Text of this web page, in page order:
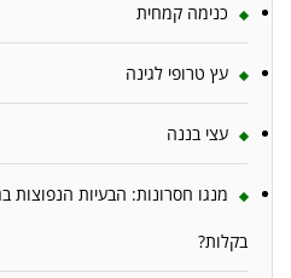
כנימה קמחית
עץ טרופי לגינה
עצי בננה
מנגו חסרונות: הבעיות הנפוצות
בקלות?